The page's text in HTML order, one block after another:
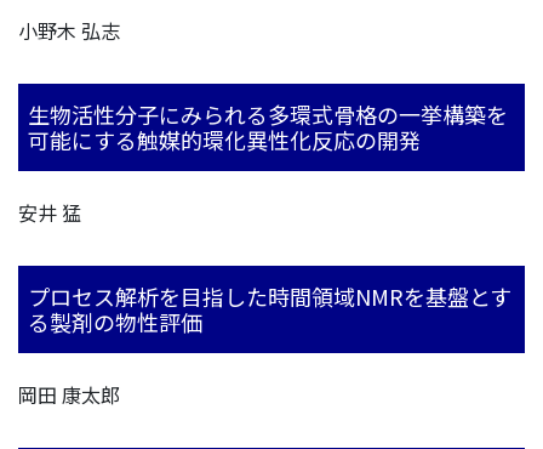
小野木 弘志
生物活性分子にみられる多環式骨格の一挙構築を
可能にする触媒的環化異性化反応の開発
安井 猛
プロセス解析を目指した時間領域NMRを基盤とす
る製剤の物性評価
岡田 康太郎